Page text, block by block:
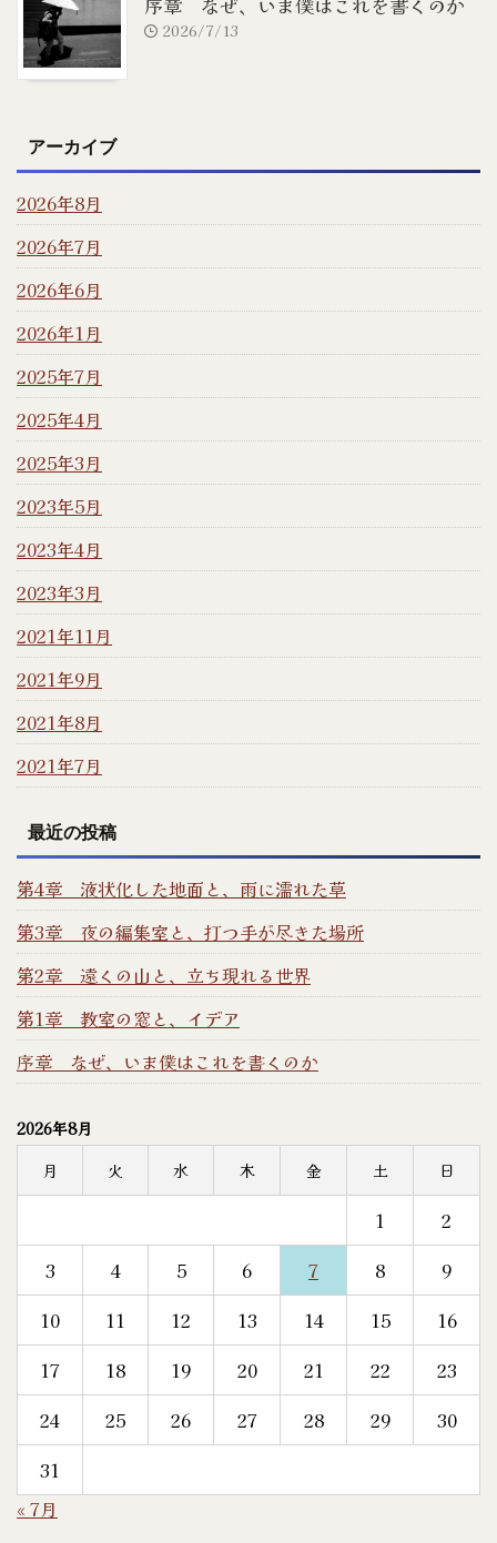
2026/7/13
アーカイブ
2026年8月
2026年7月
2026年6月
2026年1月
2025年7月
2025年4月
2025年3月
2023年5月
2023年4月
2023年3月
2021年11月
2021年9月
2021年8月
2021年7月
最近の投稿
第4章 液状化した地面と、雨に濡れた草
第3章 夜の編集室と、打つ手が尽きた場所
第2章 遠くの山と、立ち現れる世界
第1章 教室の窓と、イデア
序章 なぜ、いま僕はこれを書くのか
2026年8月
月
火 水 木 金 土 日
1
2
3
4 5 6 7 8
9
10
11 12 13 14 15
16
17
18 19 20 21 22
23
24
25 26 27 28 29
30
31
« 7月